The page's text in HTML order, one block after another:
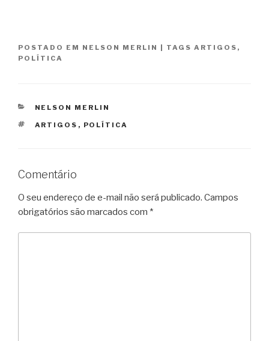
POSTADO EM NELSON MERLIN TAGS ARTIGOS ,
POLÍTICA
CATEGORIAS
NELSON MERLIN
TAGS
ARTIGOS , POLÍTICA
Comentário
O seu endereço de e-mail não será publicado. Campos
obrigatórios são marcados com *